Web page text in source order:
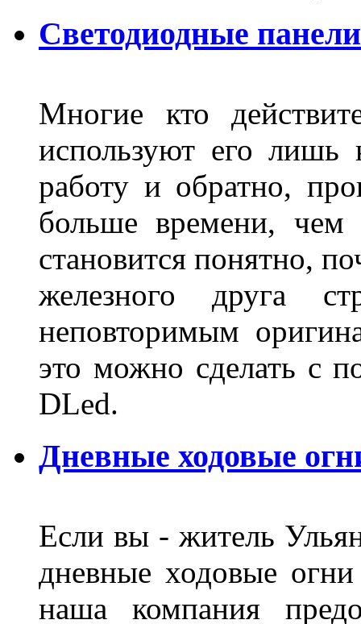
Светодиодные
Многие кто
используют его лишь
работу и обратно,
больше времени, чем
становится понятно,
железного друга
неповторимым
это можно сделать с
DLed.
Дневные ходовые
Если вы - житель
дневные ходовые
наша компания